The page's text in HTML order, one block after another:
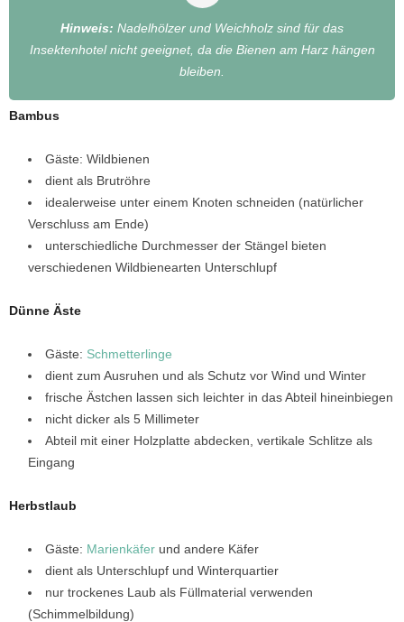
Hinweis: Nadelhölzer und Weichholz sind für das
Insektenhotel nicht geeignet, da die Bienen am Harz hängen
bleiben.
Bambus
Gäste: Wildbienen
dient als Brutröhre
idealerweise unter einem Knoten schneiden (natürlicher
Verschluss am Ende)
unterschiedliche Durchmesser der Stängel bieten
verschiedenen Wildbienearten Unterschlupf
Dünne Äste
Gäste: Schmetterlinge
dient zum Ausruhen und als Schutz vor Wind und Winter
frische Ästchen lassen sich leichter in das Abteil hineinbiegen
nicht dicker als 5 Millimeter
Abteil mit einer Holzplatte abdecken, vertikale Schlitze als
Eingang
Herbstlaub
Gäste: Marienkäfer und andere Käfer
dient als Unterschlupf und Winterquartier
nur trockenes Laub als Füllmaterial verwenden
(Schimmelbildung)